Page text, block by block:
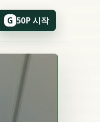
G 50P 시작